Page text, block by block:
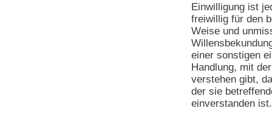
Einwilligung ist
freiwillig für den
Weise und
einer sonstigen
Handlung, mit
verstehen gibt,
der sie
einverstanden ist.